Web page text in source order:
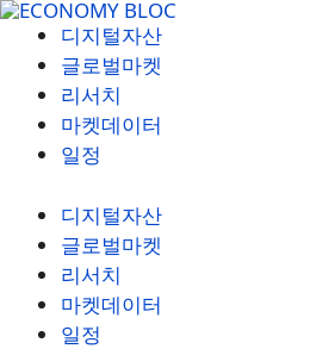
컨
디지털자산
글로벌마켓
리서치
마켓데이터
일정
디지털자산
글로벌마켓
리서치
마켓데이터
일정